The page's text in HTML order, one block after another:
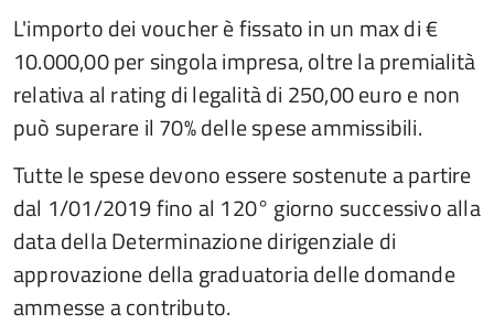
L'importo dei voucher è fissato in un max di €
10.000,00 per singola impresa, oltre la premialità
relativa al rating di legalità di 250,00 euro e non
può superare il 70% delle spese ammissibili.
Tutte le spese devono essere sostenute a partire
dal 1/01/2019 fino al 120° giorno successivo alla
data della Determinazione dirigenziale di
approvazione della graduatoria delle domande
ammesse a contributo.